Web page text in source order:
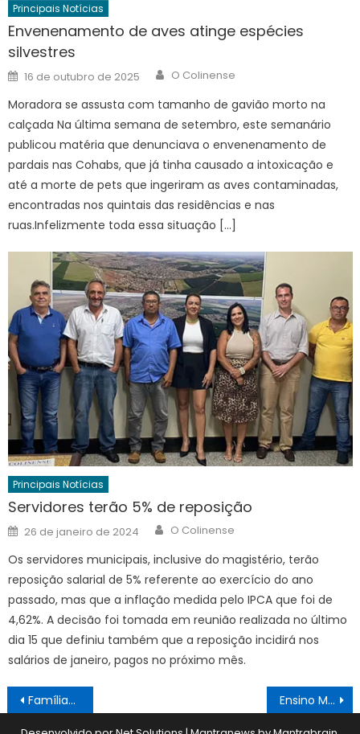
Principais Notícias
Envenenamento de aves atinge espécies
silvestres
Posted
on
16 de outubro de 2025 Author
O Colinense
Moradora se assusta com tamanho de gavião morto na
calçada Na última semana de setembro, este semanário
publicou matéria que denunciava o envenenamento de
pardais nas Cohabs, que já tinha causado a intoxicação e
até a morte de pets que ingeriram as aves contaminadas,
encontradas nos quintais das residências e nas
ruas.Infelizmente toda essa situação […]
Principais Notícias
Servidores terão 5% de reposição
Posted
on
26 de janeiro de 2024 Author
O Colinense
Os servidores municipais, inclusive do magistério, terão
reposição salarial de 5% referente ao exercício do ano
passado, mas que a inflação medida pelo IPCA que foi de
4,62%. A decisão foi tomada em reunião realizada no último
dia 15 que definiu também que a reposição incidirá nos
salários de janeiro, pagos no próximo mês.
Navegação
de
Famílias que saíram da Venezuela estão vivendo em Colina Ensino Médio terá aulas mais longas